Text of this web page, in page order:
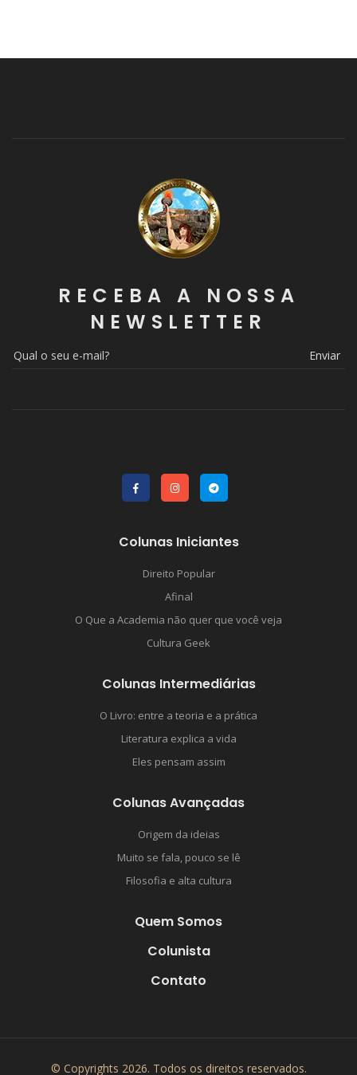
RECEBA A NOSSA
NEWSLETTER
Enviar
Colunas Iniciantes
Direito Popular
Afinal
O Que a Academia não quer que você veja
Cultura Geek
Colunas Intermediárias
O Livro: entre a teoria e a prática
Literatura explica a vida
Eles pensam assim
Colunas Avançadas
Origem da ideias
Muito se fala, pouco se lê
Filosofia e alta cultura
Quem Somos
Colunista
Contato
© Copyrights 2026. Todos os direitos reservados.